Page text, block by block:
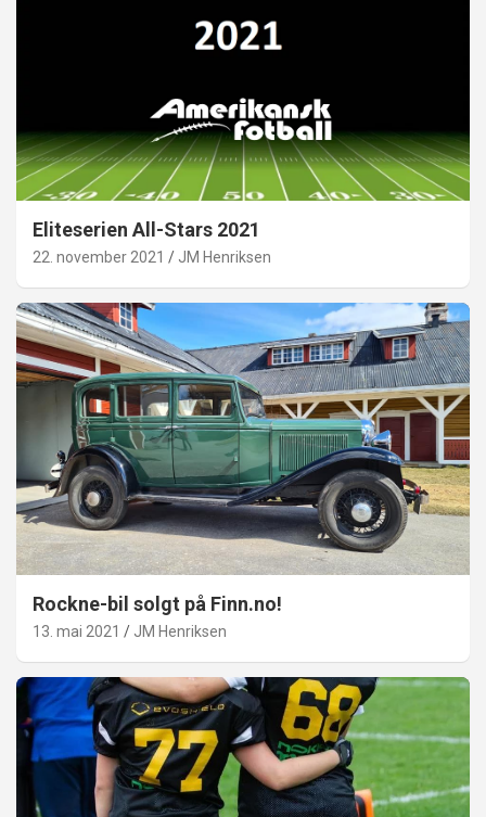
Eliteserien All-Stars 2021
22. november 2021 JM Henriksen
Rockne-bil solgt på Finn.no!
13. mai 2021 JM Henriksen